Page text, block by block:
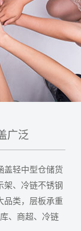
广泛
盖轻中型仓储货
架、冷链不锈钢
品类，层板承重
、商超、冷链